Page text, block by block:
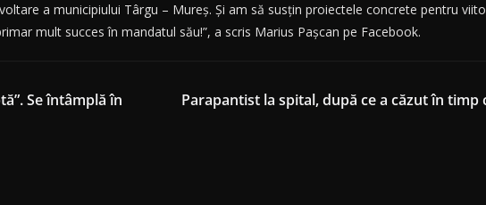
a municipiului Târgu – Mureș. Și am să susțin proiectele concrete pentru
mult succes în mandatul său!”, a scris Marius Pașcan pe Facebook.
Se întâmplă în
Parapantist la spital, după ce a căzut în timp